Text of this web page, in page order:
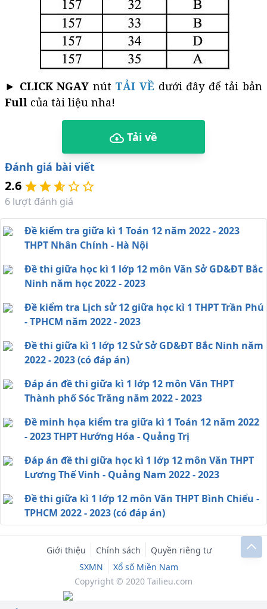
► CLICK NGAY nút TẢI VỀ dưới đây để tải bản
Full của tài liệu nha!
Tải về
Đánh giá bài viết
2.6
6 lượt đánh giá
Đề kiểm tra giữa kì 1 Toán 12 năm 2022 - 2023
THPT Nhân Chính - Hà Nội
Đề thi giữa học kì 1 lớp 12 môn Văn Sở GD&ĐT Bắc
Ninh năm học 2022 - 2023
Đề kiểm tra Lịch sử 12 giữa học kì 1 THPT Trần Phú
- TPHCM năm 2022 - 2023
Đề thi giữa kì 1 lớp 12 Sử Sở GD&ĐT Bắc Ninh năm
2022 - 2023 (có đáp án)
Đáp án đề thi giữa kì 1 lớp 12 môn Văn THPT
Thành phố Sóc Trăng năm 2022 - 2023
Đề minh họa kiểm tra giữa kì 1 Toán 12 năm 2022
- 2023 THPT Hướng Hóa - Quảng Trị
Đáp án đề thi giữa học kì 1 lớp 12 môn Văn THPT
Lương Thế Vinh - Quảng Nam 2022 - 2023
Đề thi giữa kì 1 lớp 12 môn Văn THPT Bình Chiểu -
TPHCM 2022 - 2023 (có đáp án)
Giới thiệu Chính sách
Quyền riêng tư
SXMN
Xổ số Miền Nam
Copyright © 2020 Tailieu.com